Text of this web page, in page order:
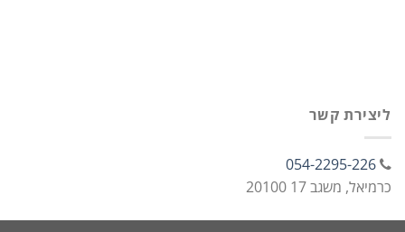
ליצירת קשר
054-2295-226
כרמיאל, משגב 17 20100